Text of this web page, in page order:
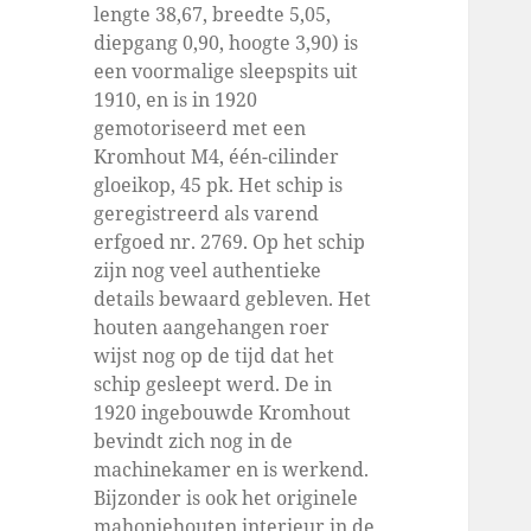
lengte 38,67, breedte 5,05,
diepgang 0,90, hoogte 3,90) is
een voormalige sleepspits uit
1910, en is in 1920
gemotoriseerd met een
Kromhout M4, één-cilinder
gloeikop, 45 pk. Het schip is
geregistreerd als varend
erfgoed nr. 2769. Op het schip
zijn nog veel authentieke
details bewaard gebleven. Het
houten aangehangen roer
wijst nog op de tijd dat het
schip gesleept werd. De in
1920 ingebouwde Kromhout
bevindt zich nog in de
machinekamer en is werkend.
Bijzonder is ook het originele